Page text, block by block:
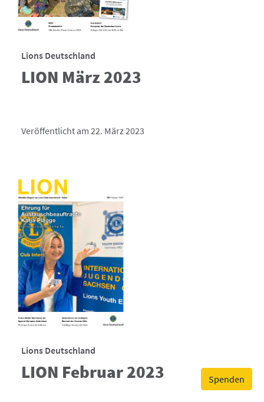
Spenden
Lions Deutschland
LION März 2023
Veröffentlicht am 22. März 2023
Lions Deutschland
LION Februar 2023